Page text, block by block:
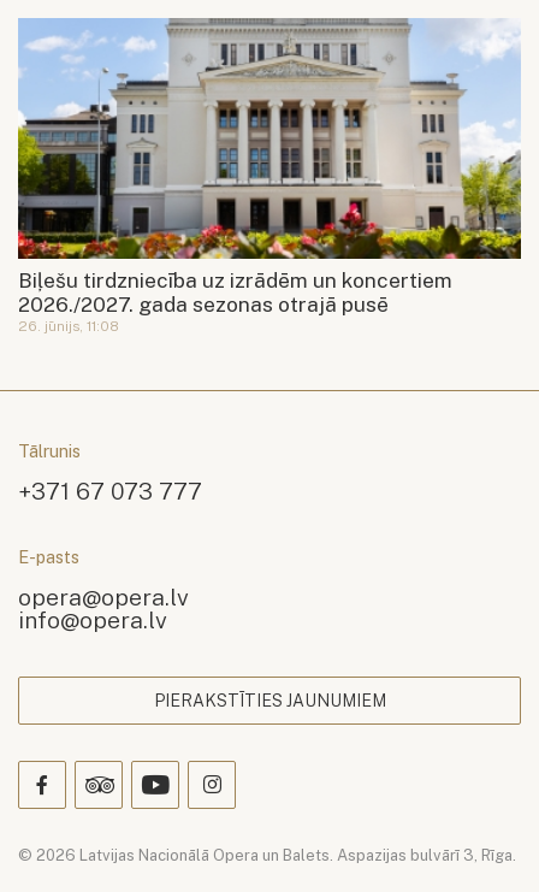
Biļešu tirdzniecība uz izrādēm un koncertiem
2026./2027. gada sezonas otrajā pusē
26. jūnijs, 11:08
Tālrunis
+371 67 073 777
E-pasts
opera@opera.lv
info@opera.lv
PIERAKSTĪTIES JAUNUMIEM
© 2026 Latvijas Nacionālā Opera un Balets. Aspazijas bulvārī 3, Rīga.